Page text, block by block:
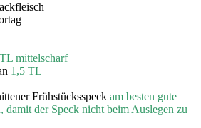
mittelscharf
1,5 TL
Frühstücksspeck am besten gute
damit der Speck nicht beim Auslegen zu